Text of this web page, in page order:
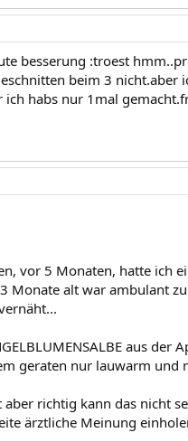
besserung :troest
beim 3
ich habs nur 1mal
vor 5 Monaten, hatte ich
Monate alt war ambulant
aus der
geraten nur lauwarm und
richtig kann das nicht
ärztliche Meinung